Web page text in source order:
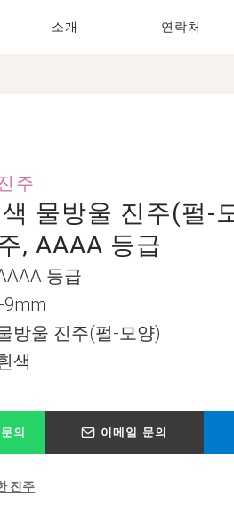
소개 연락처
주
물방울 진주(펄-
, AAAA 등급
등급
9mm
방울 진주(펄-모양)
색
의 이메일 문의
진주